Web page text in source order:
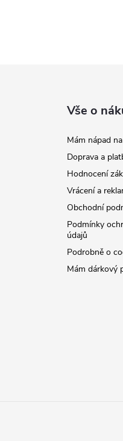
Vše o
Mám nápad
Doprava a
Hodnocení
Vrácení a
Obchodní
Podmínky
údajů
Podrobně o
Mám dárkový